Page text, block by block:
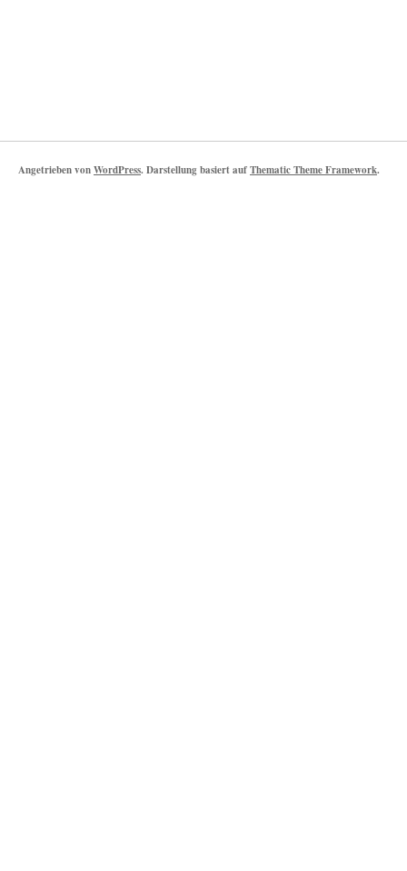
Angetrieben vonWordPress. Darstellung basiert aufThematic Theme Framework.